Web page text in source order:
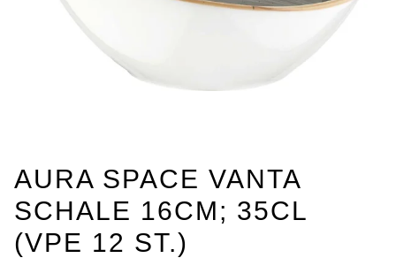
AURA SPACE VANTA
SCHALE 16CM; 35CL
(VPE 12 ST.)